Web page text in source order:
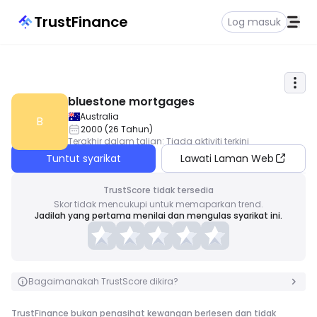
TrustFinance Log masuk
B
bluestone mortgages
Australia
2000 (26 Tahun)
Terakhir dalam talian: Tiada aktiviti terkini
Tuntut syarikat Lawati Laman Web
TrustScore tidak tersedia
Skor tidak mencukupi untuk memaparkan trend.
Jadilah yang pertama menilai dan mengulas syarikat ini.
Bagaimanakah TrustScore dikira?
TrustFinance bukan penasihat kewangan berlesen dan tidak